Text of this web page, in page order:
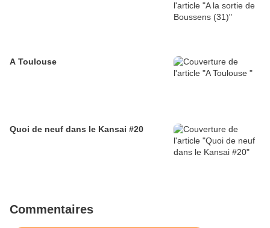
A Toulouse
Quoi de neuf dans le Kansai #20
Commentaires